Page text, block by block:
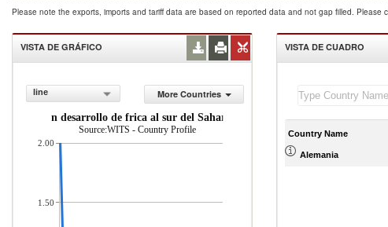
Please note the exports, imports and tariff data are based on reported data and not gap filled. Please
VISTA DE GRÁFICO
line
More Countries
Mercader as importadas desde econom as en desarrollo de frica al sur del Sahara (% del total de
Source:WITS - Country Profile
2.00
1.50
VISTA DE CUADRO
Country Name
Alemania